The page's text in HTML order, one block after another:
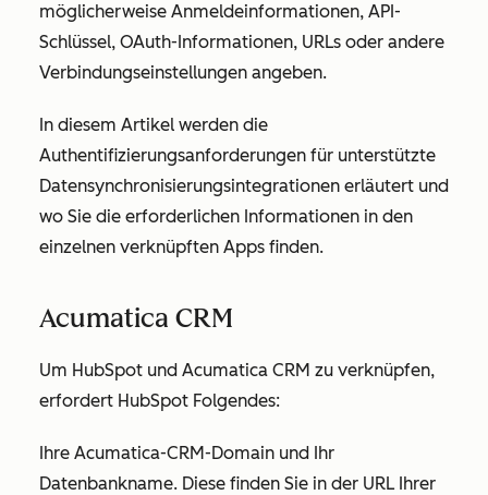
möglicherweise Anmeldeinformationen, API-
Schlüssel, OAuth-Informationen, URLs oder andere
Verbindungseinstellungen angeben.
In diesem Artikel werden die
Authentifizierungsanforderungen für unterstützte
Datensynchronisierungsintegrationen erläutert und
wo Sie die erforderlichen Informationen in den
einzelnen verknüpften Apps finden.
Acumatica CRM
Um HubSpot und Acumatica CRM zu verknüpfen,
erfordert HubSpot Folgendes:
Ihre Acumatica-CRM-Domain und Ihr
Datenbankname. Diese finden Sie in der URL Ihrer